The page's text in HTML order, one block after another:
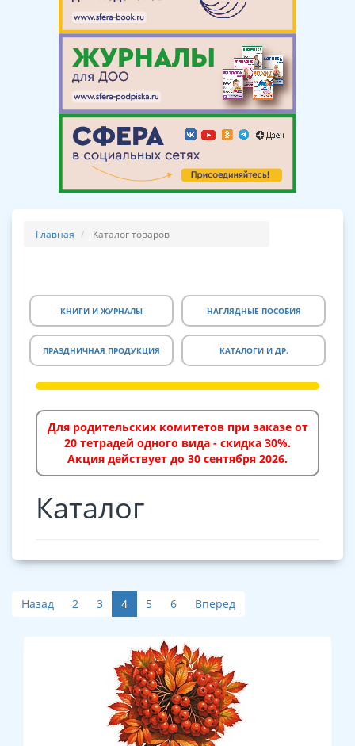
Главная Каталог товаров
КНИГИ И ЖУРНАЛЫ НАГЛЯДНЫЕ ПОСОБИЯ
ПРАЗДНИЧНАЯ ПРОДУКЦИЯ КАТАЛОГИ И ДР.
Для родительских комитетов при заказе от
20 тетрадей одного вида - скидка 30%.
Акция действует до 30 сентября 2026.
Каталог
Назад 2 3 4 5 6 Вперед